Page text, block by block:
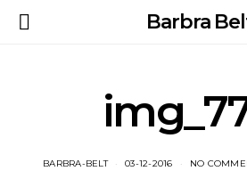
Barbra
BARBRA-BELT 03-12-2016 NO